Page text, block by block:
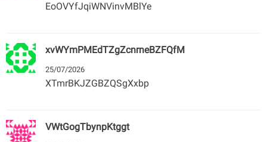
EoOVYfJqiWNVinvMBlYe
xvWYmPMEdTZgZcnrneBZFQfM
25/07/2026
XTmrBKJZGBZQSgXxbp
VWtGogTbynpKtggt